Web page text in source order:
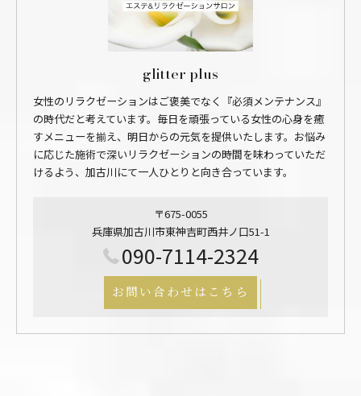
glitter plus
女性のリラクゼーションはご褒美でなく『必須メンテナンス』
の時代だと考えています。毎日を頑張っている女性の心身を癒
すメニューを揃え、明日からの元気を提供いたします。お悩み
に応じた施術で深いリラクゼーションの時間を味わっていただ
けるよう、加古川にて一人ひとりと向き合っています。
〒675-0055
兵庫県加古川市東神吉町西井ノ口51-1
090-7114-2324
お問い合わせはこちら